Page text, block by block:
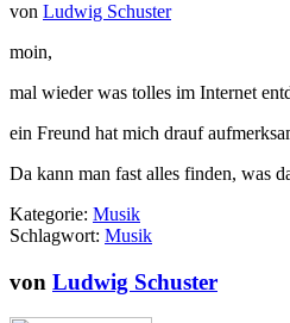
von Ludwig Schuster
moin,
mal wieder was tolles im Internet
ein Freund hat mich drauf
Da kann man fast alles finden, was
Kategorie: Musik
Schlagwort: Musik
von Ludwig Schuster